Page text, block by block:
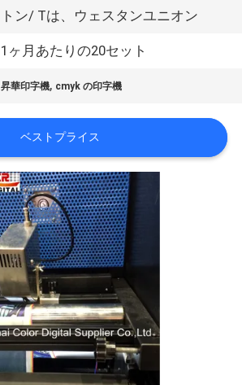
トン/ Tは、ウェスタンユニオン
1ヶ月あたりの20セット
昇華印字機, cmyk の印字機
ベストプライス